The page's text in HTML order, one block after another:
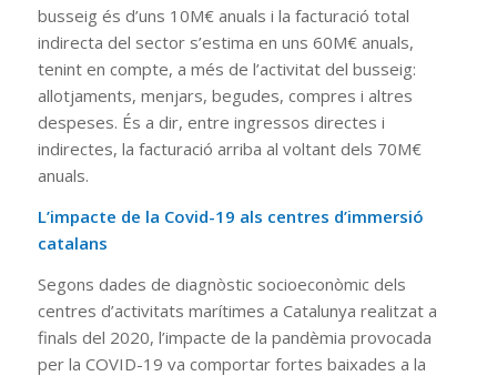
busseig és d’uns 10M€ anuals i la facturació total
indirecta del sector s’estima en uns 60M€ anuals,
tenint en compte, a més de l’activitat del busseig:
allotjaments, menjars, begudes, compres i altres
despeses. És a dir, entre ingressos directes i
indirectes, la facturació arriba al voltant dels 70M€
anuals.
L’impacte de la Covid-19 als centres d’immersió
catalans
Segons dades de diagnòstic socioeconòmic dels
centres d’activitats marítimes a Catalunya realitzat a
finals del 2020, l’impacte de la pandèmia provocada
per la COVID-19 va comportar fortes baixades a la